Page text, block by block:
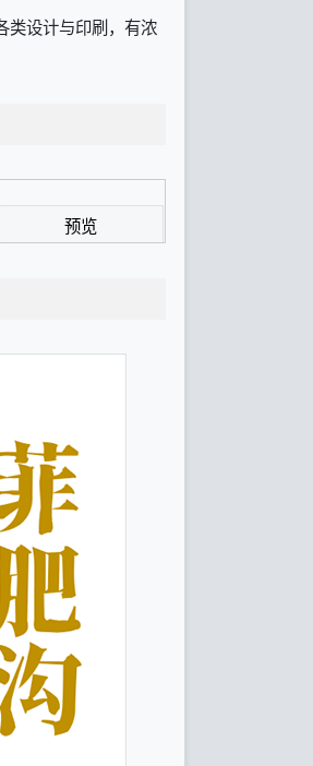
类设计与印刷，有浓
预览